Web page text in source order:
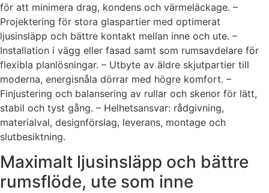
för att minimera drag, kondens och värmeläckage. –
Projektering för stora glaspartier med optimerat
ljusinsläpp och bättre kontakt mellan inne och ute. –
Installation i vägg eller fasad samt som rumsavdelare för
flexibla planlösningar. – Utbyte av äldre skjutpartier till
moderna, energisnåla dörrar med högre komfort. –
Finjustering och balansering av rullar och skenor för lätt,
stabil och tyst gång. – Helhetsansvar: rådgivning,
materialval, designförslag, leverans, montage och
slutbesiktning.
Maximalt ljusinsläpp och bättre
rumsflöde, ute som inne